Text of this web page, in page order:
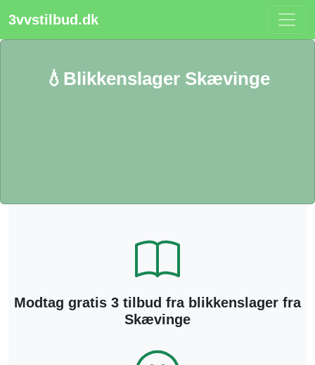
3vvstilbud.dk
💧Blikkenslager Skævinge
Modtag gratis 3 tilbud fra blikkenslager fra
Skævinge